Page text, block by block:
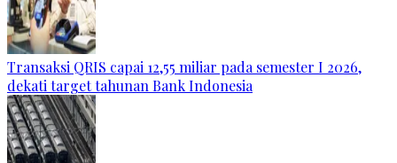
Transaksi QRIS capai 12,55 miliar pada semester I 2026,
dekati target tahunan Bank Indonesia